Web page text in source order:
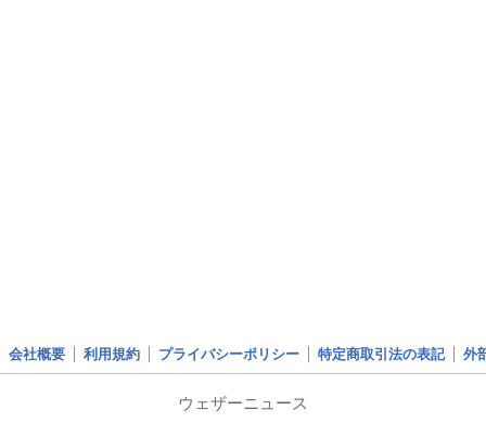
会社概要 利用規約 プライバシーポリシー 特定商取引法の表記 外
ウェザーニュース